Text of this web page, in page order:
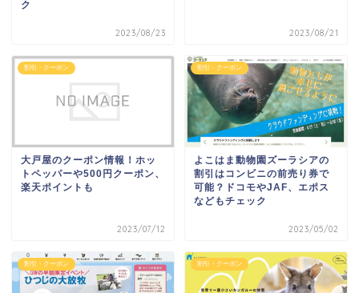
ク
2023/08/23 2023/08/21
割引・クーポン
大戸屋のクーポン情報！ホッ
トペッパーや500円クーポン、
楽天ポイントも
2023/07/12
割引・クーポン
よこはま動物園ズーラシアの
割引はコンビニの前売り券で
可能？ドコモやJAF、エポス
などもチェック
2023/05/02
割引・クーポン 割引・クーポン